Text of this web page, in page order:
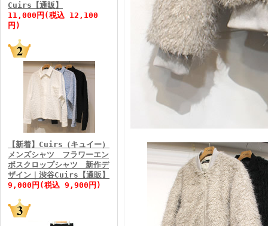
FINEBOYS2026年5月号
FINEBOYS2026年4月号
Cuirs【通販】
11,000円(税込 12,100
円)
【新着】Cuirs（キュイー）
メンズシャツ フラワーエン
ボスクロップシャツ 新作デ
ザイン｜渋谷Cuirs【通販】
9,000円(税込 9,900円)